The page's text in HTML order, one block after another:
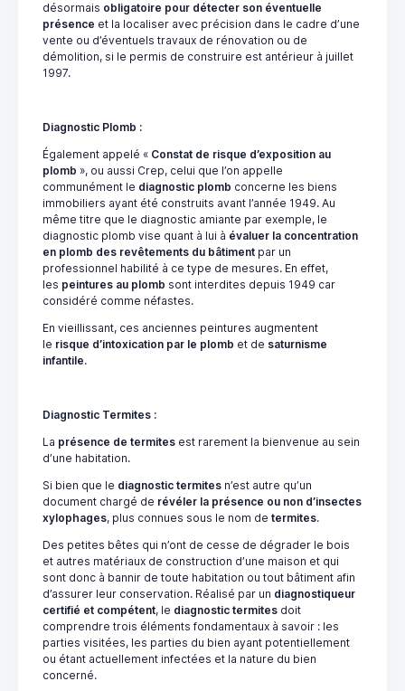
désormais obligatoire pour détecter son éventuelle
présence et la localiser avec précision dans le cadre d’une
vente ou d’éventuels travaux de rénovation ou de
démolition, si le permis de construire est antérieur à juillet
1997.
Diagnostic Plomb :
Également appelé « Constat de risque d’exposition au
plomb », ou aussi Crep, celui que l’on appelle
communément le diagnostic plomb concerne les biens
immobiliers ayant été construits avant l’année 1949. Au
même titre que le diagnostic amiante par exemple, le
diagnostic plomb vise quant à lui à évaluer la concentration
en plomb des revêtements du bâtiment par un
professionnel habilité à ce type de mesures. En effet,
les peintures au plomb sont interdites depuis 1949 car
considéré comme néfastes.
En vieillissant, ces anciennes peintures augmentent
le risque d’intoxication par le plomb et de saturnisme
infantile.
Diagnostic Termites :
La présence de termites est rarement la bienvenue au sein
d’une habitation.
Si bien que le diagnostic termites n’est autre qu’un
document chargé de révéler la présence ou non d’insectes
xylophages, plus connues sous le nom de termites.
Des petites bêtes qui n’ont de cesse de dégrader le bois
et autres matériaux de construction d’une maison et qui
sont donc à bannir de toute habitation ou tout bâtiment afin
d’assurer leur conservation. Réalisé par un diagnostiqueur
certifié et compétent, le diagnostic termites doit
comprendre trois éléments fondamentaux à savoir : les
parties visitées, les parties du bien ayant potentiellement
ou étant actuellement infectées et la nature du bien
concerné.